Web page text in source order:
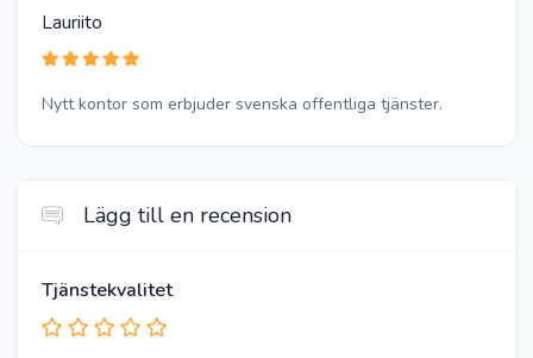
Lauriito
Nytt kontor som erbjuder svenska offentliga tjänster.
Lägg till en recension
Tjänstekvalitet